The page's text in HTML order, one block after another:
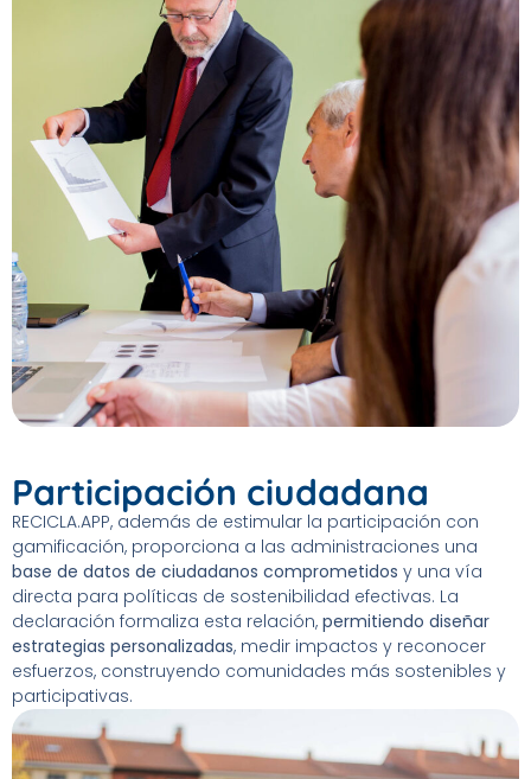
Participación ciudadana
RECICLA.APP, además de estimular la participación con
gamificación, proporciona a las administraciones una
base de datos de ciudadanos comprometidos y una vía
directa para políticas de sostenibilidad efectivas. La
declaración formaliza esta relación, permitiendo diseñar
estrategias personalizadas, medir impactos y reconocer
esfuerzos, construyendo comunidades más sostenibles y
participativas.